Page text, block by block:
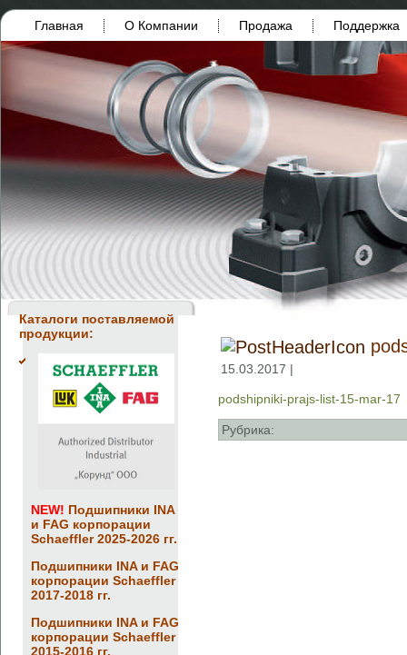
Главная О Компании Продажа Поддержка
Каталоги поставляемой
продукции:
NEW! Подшипники INA
и FAG корпорации
Schaeffler 2025-2026 гг.
Подшипники INA и FAG
корпорации Schaeffler
2017-2018 гг.
Подшипники INA и FAG
корпорации Schaeffler
2015-2016 гг.
15.03.2017 |
podshipniki-prajs-list-15-mar-17
Рубрика: